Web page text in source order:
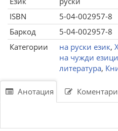
ISBN
5-04-002957-8
Баркод
5-04-002957-8
Категории
на руски език,
на чужди езици
литература,
Анотация Коментари